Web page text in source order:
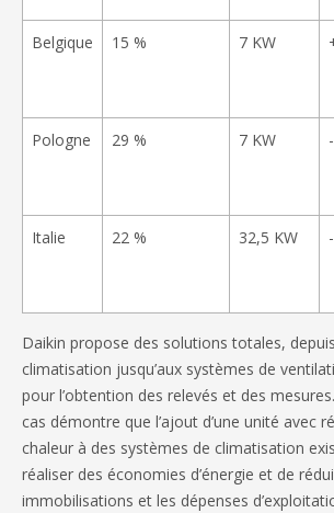
Belgique 15 % 7 KW
Pologne 29 % 7 KW
Italie 22 % 32,5 KW
Daikin propose des solutions totales,
climatisation jusqu’aux systèmes de
pour l’obtention des relevés et des
cas démontre que l’ajout d’une unité avec
chaleur à des systèmes de climatisation
réaliser des économies d’énergie et de
immobilisations et les dépenses